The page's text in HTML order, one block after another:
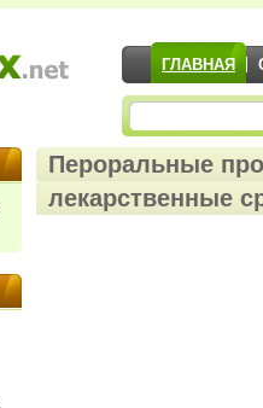
ГЛАВНАЯ
Пероральные
лекарственные